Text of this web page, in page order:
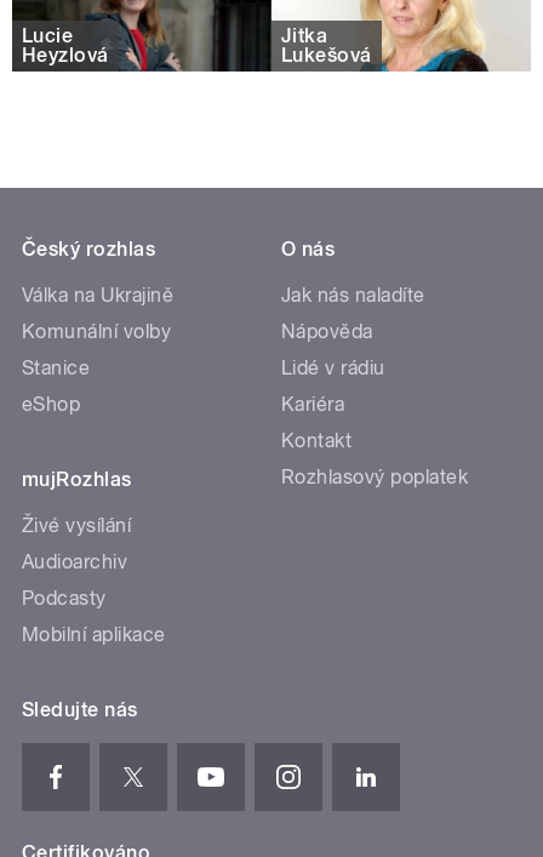
Lucie
Heyzlová
Jitka
Lukešová
Český rozhlas
Válka na Ukrajině
Komunální volby
Stanice
eShop
mujRozhlas
Živé vysílání
Audioarchiv
Podcasty
Mobilní aplikace
O nás
Jak nás naladíte
Nápověda
Lidé v rádiu
Kariéra
Kontakt
Rozhlasový poplatek
Sledujte nás